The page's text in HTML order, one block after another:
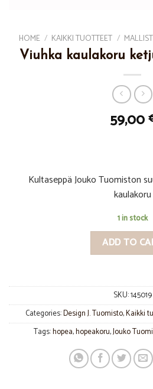
HOME / KAIKKI TUOTTEET /
Viuhka kaulakoru
59,00
Kultaseppä Jouko Tuomiston
kaulakoru
1 in stock
ADD TO
SKU:145019
Categories:Design J. Tuomisto,Kaikki
Tags:hopea,hopeakoru,Jouko